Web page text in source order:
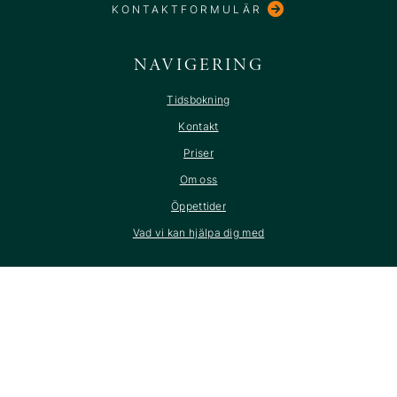
KONTAKTFORMULÄR
NAVIGERING
Tidsbokning
Kontakt
Priser
Om oss
Öppettider
Vad vi kan hjälpa dig med